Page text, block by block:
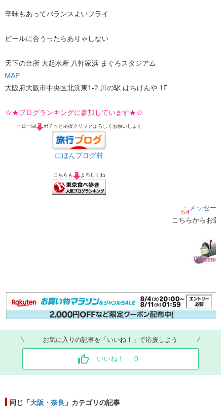
辛味もあってバランスよいフライ
ビールに合うったらありゃしない
天下の台所 大起水産 八軒家浜 まぐろスタジアム
MAP
大阪府大阪市中央区北浜東1-2 川の駅 はちけんや 1F
☆★ブログランキングに参加しています★☆
一日一回 ポチッと応援クリックよろしくお願いします
にほんブログ村
こちらも よろしくね
メッセー
こちらからお
お気に入りの記事を「いいね！」で応援しよう
いいね！ 0
同じ「大阪・奈良 」カテゴリの記事